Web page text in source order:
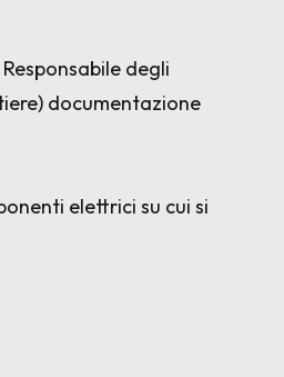
degli
documentazione
elettrici su cui si